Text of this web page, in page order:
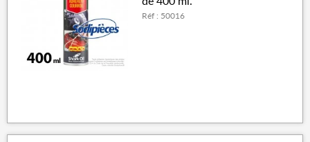
Réf : 50016